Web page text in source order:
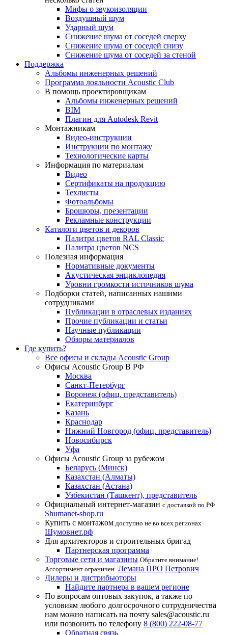
Мифы о звукоизоляции
Воздушный шум
Ударный шум
Снижение шума от соседей сверху
Снижение шума от соседей снизу
Снижение шума от соседей за стеной
Поддержка
Альбомы инженерных решений
Программа лояльности Acoustic Club
В помощь проектировщикам
Альбомы инженерных решений
BIM
Плагин для Autodesk Revit
Монтажникам
Видео-инструкции
Инструкции по монтажу
Технологические карты
Информация по материалам
Видео
Сертификаты на продукцию
Техлисты
Фотоальбомы
Брошюры, презентации
Рекламные конструкции
Каталоги цветов и декоров
Палитра цветов RAL Сlassic
Палитра цветов NCS
Полезная информация
Нормативные документы
Акустическая энциклопедия
Уровни громкости источников шума
Подборки статей, написанных нашими
сотрудниками
Публикации в отраслевых изданиях
Прочие публикации и статьи
Научные публикации
Обзоры материалов
Где купить?
Все офисы и склады Acoustic Group
Офисы Acoustic Group В РФ
Москва
Санкт-Петербург
Воронеж (офиц. представитель)
Екатеринбург
Казань
Краснодар
Нижний Новгород (офиц. представитель)
Новосибирск
Уфа
Офисы Acoustic Group за рубежом
Беларусь (Минск)
Казахстан (Алматы)
Казахстан (Астана)
Узбекистан (Ташкент), представитель
Официальный интернет-магазин с доставкой по РФ
Shumanet-shop.ru
Купить с монтажом доступно не во всех регионах
Шумовнет.рф
Для архитекторов и строительных бригад
Партнерская программа
Торговые сети и магазины Обратите внимание!
Ассортимент ограничен. Лемана ПРО Петрович
Дилеры и дистрибьюторы
Найдите партнера в вашем регионе
По вопросам оптовых закупок, а также по
условиям любого долгосрочного сотрудничества
нам можно написать на почту sales@acoustic.ru
или позвонить по телефону 8 (800) 222-08-77
Обратная связь